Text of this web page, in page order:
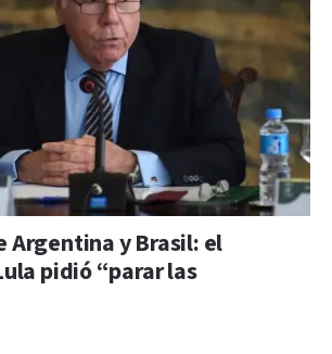
Argentina y Brasil: el
pidió “parar las